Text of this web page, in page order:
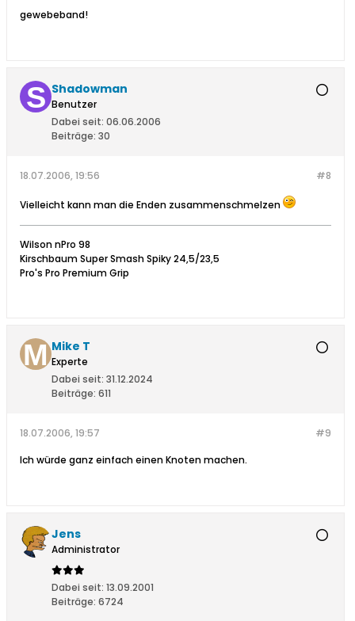
gewebeband!
Shadowman
Benutzer
Dabei seit: 06.06.2006
Beiträge: 30
#8
18.07.2006, 19:56
Vielleicht kann man die Enden zusammenschmelzen
Wilson nPro 98
Kirschbaum Super Smash Spiky 24,5/23,5
Pro's Pro Premium Grip
Mike T
Experte
Dabei seit: 31.12.2024
Beiträge: 611
#9
18.07.2006, 19:57
Ich würde ganz einfach einen Knoten machen.
Jens
Administrator
Dabei seit: 13.09.2001
Beiträge: 6724